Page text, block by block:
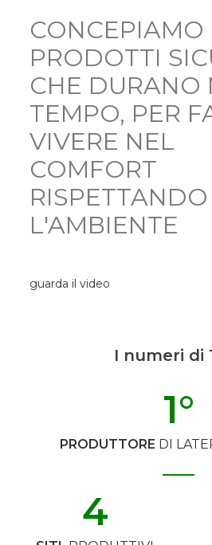
CONCEPIAMO
PRODOTTI
CHE DURANO
TEMPO, PER
VIVERE NEL
COMFORT
RISPETTANDO
L'AMBIENTE
guarda il video
I numeri di
PRODUTTORE DI
1°
4